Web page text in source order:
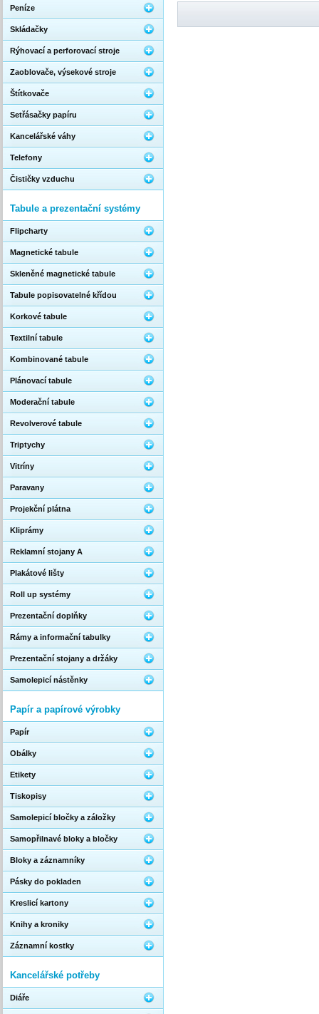
Peníze
Skládačky
Rýhovací a perforovací stroje
Zaoblovače, výsekové stroje
Štítkovače
Setřásačky papíru
Kancelářské váhy
Telefony
Čističky vzduchu
Tabule a prezentační systémy
Flipcharty
Magnetické tabule
Skleněné magnetické tabule
Tabule popisovatelné křídou
Korkové tabule
Textilní tabule
Kombinované tabule
Plánovací tabule
Moderační tabule
Revolverové tabule
Triptychy
Vitríny
Paravany
Projekční plátna
Kliprámy
Reklamní stojany A
Plakátové lišty
Roll up systémy
Prezentační doplňky
Rámy a informační tabulky
Prezentační stojany a držáky
Samolepicí nástěnky
Papír a papírové výrobky
Papír
Obálky
Etikety
Tiskopisy
Samolepicí bločky a záložky
Samopřilnavé bloky a bločky
Bloky a záznamníky
Pásky do pokladen
Kreslicí kartony
Knihy a kroniky
Záznamní kostky
Kancelářské potřeby
Diáře